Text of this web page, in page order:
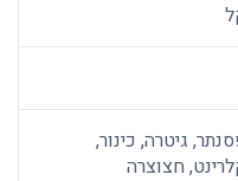
גיטרה, כינור,
חצוצרה